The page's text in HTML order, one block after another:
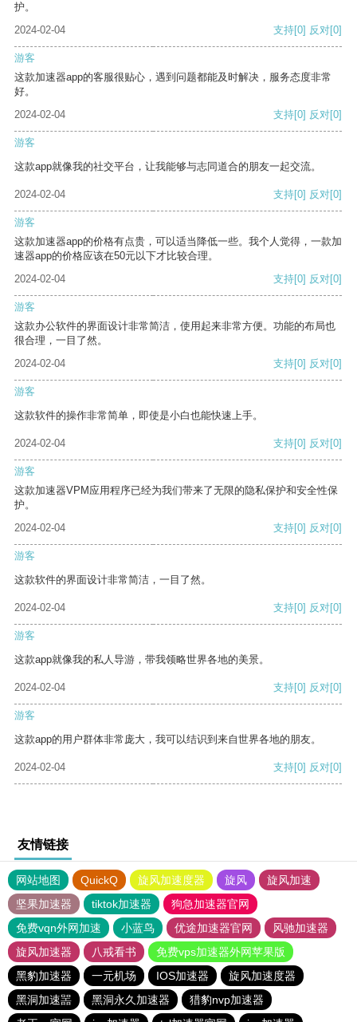
护。
2024-02-04
支持[0] 反对[0]
游客
这款加速器app的客服很贴心，遇到问题都能及时解决，服务态度非常
好。
2024-02-04
支持[0] 反对[0]
游客
这款app就像我的社交平台，让我能够与志同道合的朋友一起交流。
2024-02-04 支持[0] 反对[0]
游客
这款加速器app的价格有点贵，可以适当降低一些。我个人觉得，一款加
速器app的价格应该在50元以下才比较合理。
2024-02-04
支持[0] 反对[0]
游客
这款办公软件的界面设计非常简洁，使用起来非常方便。功能的布局也
很合理，一目了然。
2024-02-04
支持[0] 反对[0]
游客
这款软件的操作非常简单，即使是小白也能快速上手。
2024-02-04 支持[0] 反对[0]
游客
这款加速器VPM应用程序已经为我们带来了无限的隐私保护和安全性保
护。
2024-02-04
支持[0] 反对[0]
游客
这款软件的界面设计非常简洁，一目了然。
2024-02-04 支持[0] 反对[0]
游客
这款app就像我的私人导游，带我领略世界各地的美景。
2024-02-04 支持[0] 反对[0]
游客
这款app的用户群体非常庞大，我可以结识到来自世界各地的朋友。
2024-02-04 支持[0] 反对[0]
友情链接
网站地图 QuickQ 旋风加速度器 旋风
旋风加速
坚果加速器
tiktok加速器
狗急加速器官网
免费vqn外网加速
小蓝鸟 优途加速器官网
风驰加速器
旋风加速器
八戒看书
免费vps加速器外网苹果版
黑豹加速器
一元机场 IOS加速器
旋风加速度器
黑洞加速噐
黑洞永久加速器
猎豹nvp加速器